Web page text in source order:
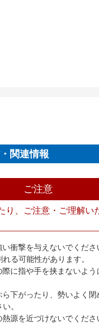
関連情報
ご注意
り、ご注意・ご理解い
衝撃を与えないでくださ
る可能性があります。
に指や手を挟まないよう
下がったり、勢いよく閉
。
源を近づけないでくださ